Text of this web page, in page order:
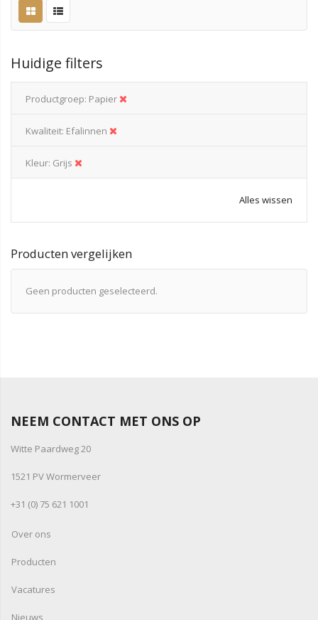
Huidige filters
Productgroep Papier
Kwaliteit Efalinnen
Kleur Grijs
Alles wissen
Producten vergelijken
Geen producten geselecteerd.
NEEM CONTACT MET ONS OP
Witte Paardweg 20
1521 PV Wormerveer
+31 (0) 75 621 1001
Over ons
Producten
Vacatures
Nieuws